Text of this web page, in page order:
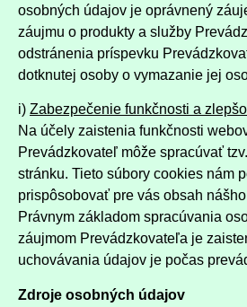
osobných údajov je oprávnený
záujmu o produkty a služby
odstránenia príspevku
dotknutej osoby o vymazanie jej
i) Zabezpečenie funkčnosti a
Na účely zaistenia funkčnosti
Prevádzkovateľ môže spracúvať
stránku. Tieto súbory cookies nám
prispôsobovať pre vás obsah
Právnym základom spracúvania
záujmom Prevádzkovateľa je
uchovávania údajov je počas
Zdroje osobných údajov